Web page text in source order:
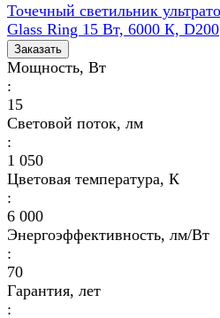
Точечный светильник
Glass Ring 15 Вт, 6000 К, D200
Заказать
Мощность, Вт
:
15
Световой поток, лм
:
1 050
Цветовая температура, К
:
6 000
Энергоэффективность, лм/Вт
:
70
Гарантия, лет
: